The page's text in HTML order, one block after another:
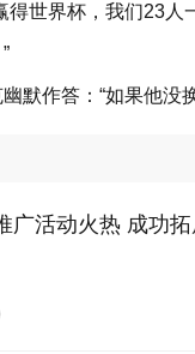
得世界杯，我们23
默作答：“如果他没
广活动火热 成功